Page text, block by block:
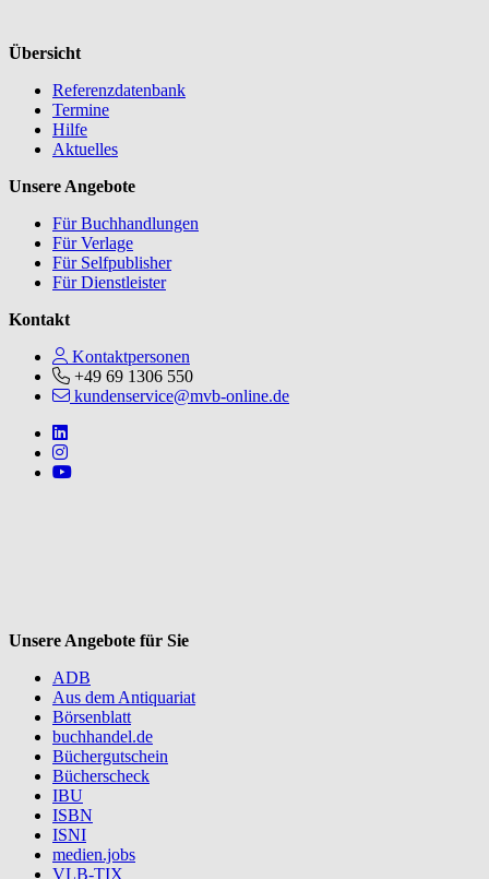
Übersicht
Referenzdatenbank
Termine
Hilfe
Aktuelles
Unsere Angebote
Für Buchhandlungen
Für Verlage
Für Selfpublisher
Für Dienstleister
Kontakt
Kontaktpersonen
+49 69 1306 550
kundenservice@mvb-online.de
Follow us on https://www.linkedin.com/company/mvbbooks
Follow us on https://www.instagram.com/lifeatmvb/
Follow us on https://www.youtube.com/@mvbbooks
Unsere Angebote für Sie
ADB
Aus dem Antiquariat
Börsenblatt
buchhandel.de
Büchergutschein
Bücherscheck
IBU
ISBN
ISNI
medien.jobs
VLB-TIX